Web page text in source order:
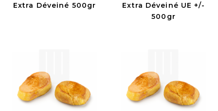
Extra Déveiné 500gr
Extra Déveiné UE +/-
500gr